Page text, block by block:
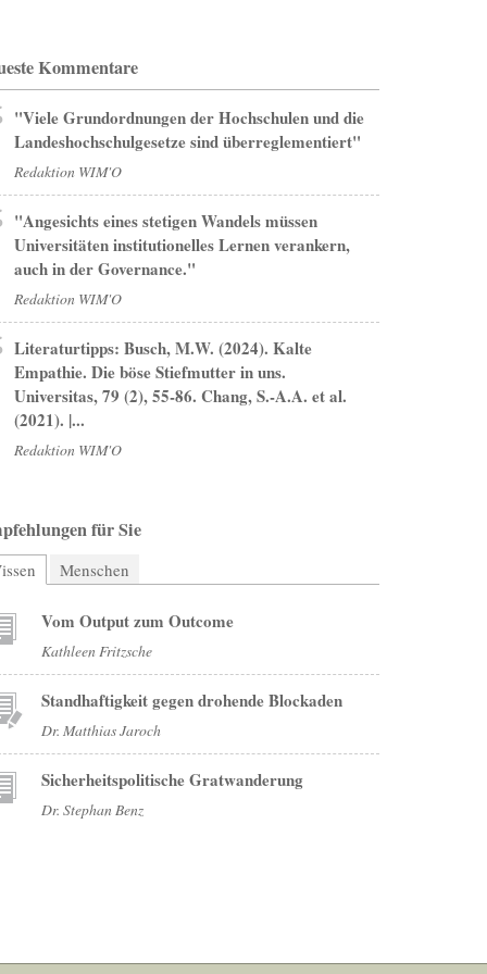
Kommentare
"Viele Grundordnungen der Hochschulen und die
Landeshochschulgesetze sind überreglementiert"
Redaktion WIM'O
"Angesichts eines stetigen Wandels müssen
Universitäten institutionelles Lernen verankern,
auch in der Governance."
Redaktion WIM'O
Literaturtipps: Busch, M.W. (2024). Kalte
Empathie. Die böse Stiefmutter in uns.
Universitas, 79 (2), 55-86. Chang, S.-A.A. et al.
(2021). |...
Redaktion WIM'O
für Sie
(aktiver Reiter)
Menschen
Vom Output zum Outcome
Kathleen Fritzsche
Standhaftigkeit gegen drohende Blockaden
Dr. Matthias Jaroch
Sicherheitspolitische Gratwanderung
Dr. Stephan Benz